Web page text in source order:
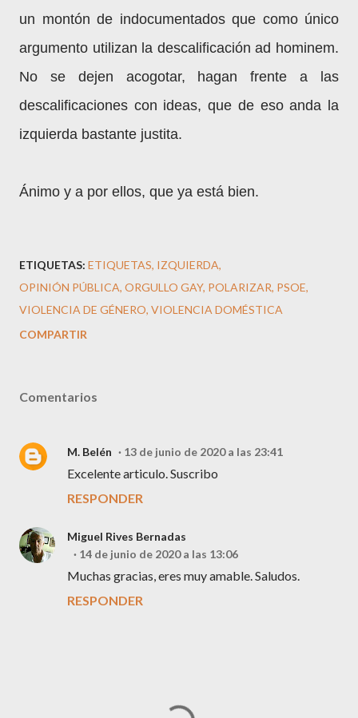
un montón de indocumentados que como único
argumento utilizan la descalificación ad hominem.
No se dejen acogotar, hagan frente a las
descalificaciones con ideas, que de eso anda la
izquierda bastante justita.
Ánimo y a por ellos, que ya está bien.
ETIQUETAS: ETIQUETAS IZQUIERDA
OPINIÓN PÚBLICA ORGULLO GAY POLARIZAR PSOE
VIOLENCIA DE GÉNERO VIOLENCIA DOMÉSTICA
COMPARTIR
Comentarios
M. Belén 13 de junio de 2020 a las 23:41
Excelente articulo. Suscribo
RESPONDER
Miguel Rives Bernadas
14 de junio de 2020 a las 13:06
Muchas gracias, eres muy amable. Saludos.
RESPONDER